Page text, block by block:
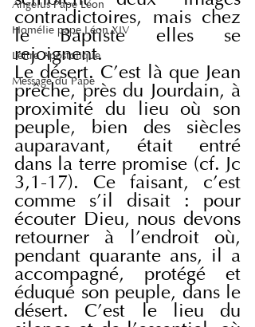
Angelus Pape Léon
Homélie pape Léon XIV
Lettre Apostolique
Message du Pape
contradictoires, mais chez
le Baptiste elles se
rejoignent.
Le désert. C'est là que Jean
prêche, près du Jourdain, à
proximité du lieu où son
peuple, bien des siècles
auparavant, était entré
dans la terre promise (cf. Jc
3,1-17). Ce faisant, c'est
comme s'il disait : pour
écouter Dieu, nous devons
retourner à l'endroit où,
pendant quarante ans, il a
accompagné, protégé et
éduqué son peuple, dans le
désert. C'est le lieu du